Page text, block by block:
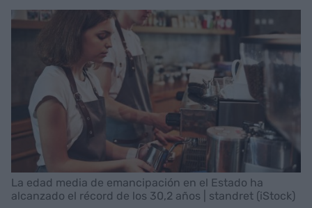
La edad media de emancipación en el Estado ha
alcanzado el récord de los 30,2 años | standret (iStock)